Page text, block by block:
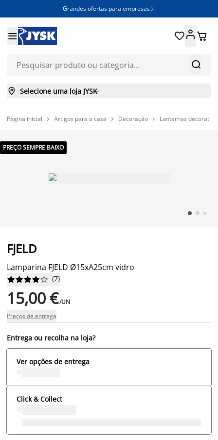
Grandes ofertas para empresas 


 
 Selecione uma loja JYSK
Página inicial  Artigos para a casa  Decoração  Lanternas
PREÇO SEMPRE BAIXO
FJELD
Lamparina FJELD Ø15xA25cm vidro





 (7)
15,00 €/UN
Preços de entrega
Entrega ou recolha na loja?
Ver opções de entrega
Click & Collect